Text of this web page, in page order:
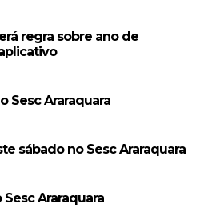
regra sobre ano de
Sesc Araraquara
sábado no Sesc Araraquara
Araraquara